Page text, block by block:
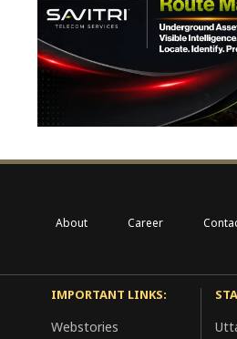
About Career
IMPORTANT LINKS:
Webstories